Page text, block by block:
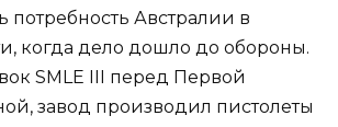
потребность Австралии в
когда дело дошло до обороны.
SMLE III перед Первой
завод производил пистолеты